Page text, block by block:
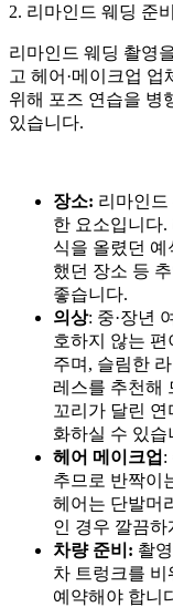
2. 리마인드 웨딩 준
리마인드 웨딩 촬영
고 헤어·메이크업
위해 포즈 연습을 병
있습니다.
장소: 리마인드
한 요소입니다
식을 올렸던
했던 장소 등
좋습니다.
의상: 중·장년
호하지 않는
주며, 슬림한
레스를 추천해
꼬리가 달린
화하실 수 있습
헤어 메이크업 :
추므로 반짝이
헤어는 단발머
인 경우 깔끔
차량 준비: 촬
차 트렁크를
예약해야 합니